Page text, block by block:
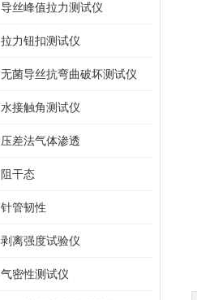
导丝峰值拉力测试仪
拉力钮扣测试仪
无菌导丝抗弯曲破坏测试仪
水接触角测试仪
压差法气体渗透
阻干态
针管韧性
剥离强度试验仪
气密性测试仪